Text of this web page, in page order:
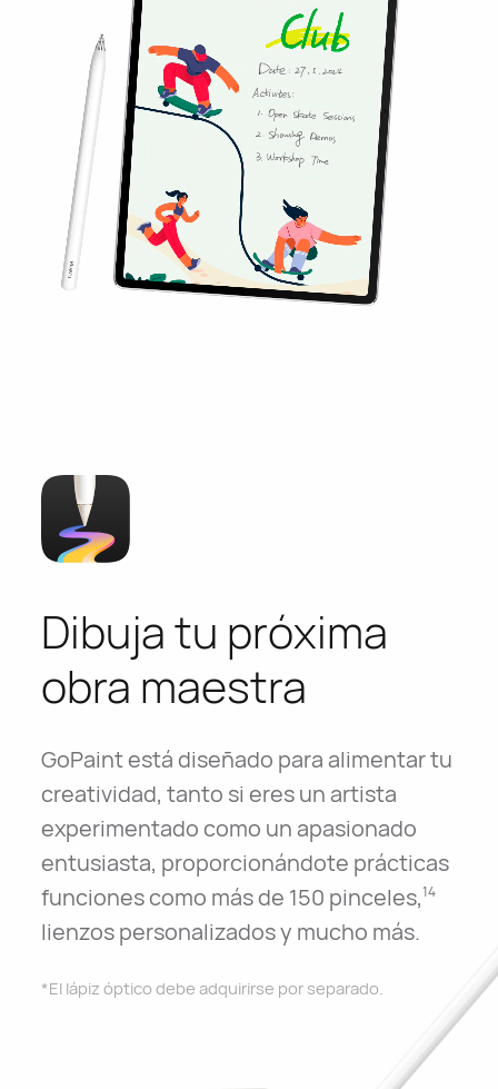
Dibuja tu próxima
obra maestra
GoPaint está diseñado para alimentar tu
creatividad, tanto si eres un artista
experimentado como un apasionado
entusiasta, proporcionándote prácticas
funciones como más de 150 pinceles,14
lienzos personalizados y mucho más.
*El lápiz óptico debe adquirirse por separado.